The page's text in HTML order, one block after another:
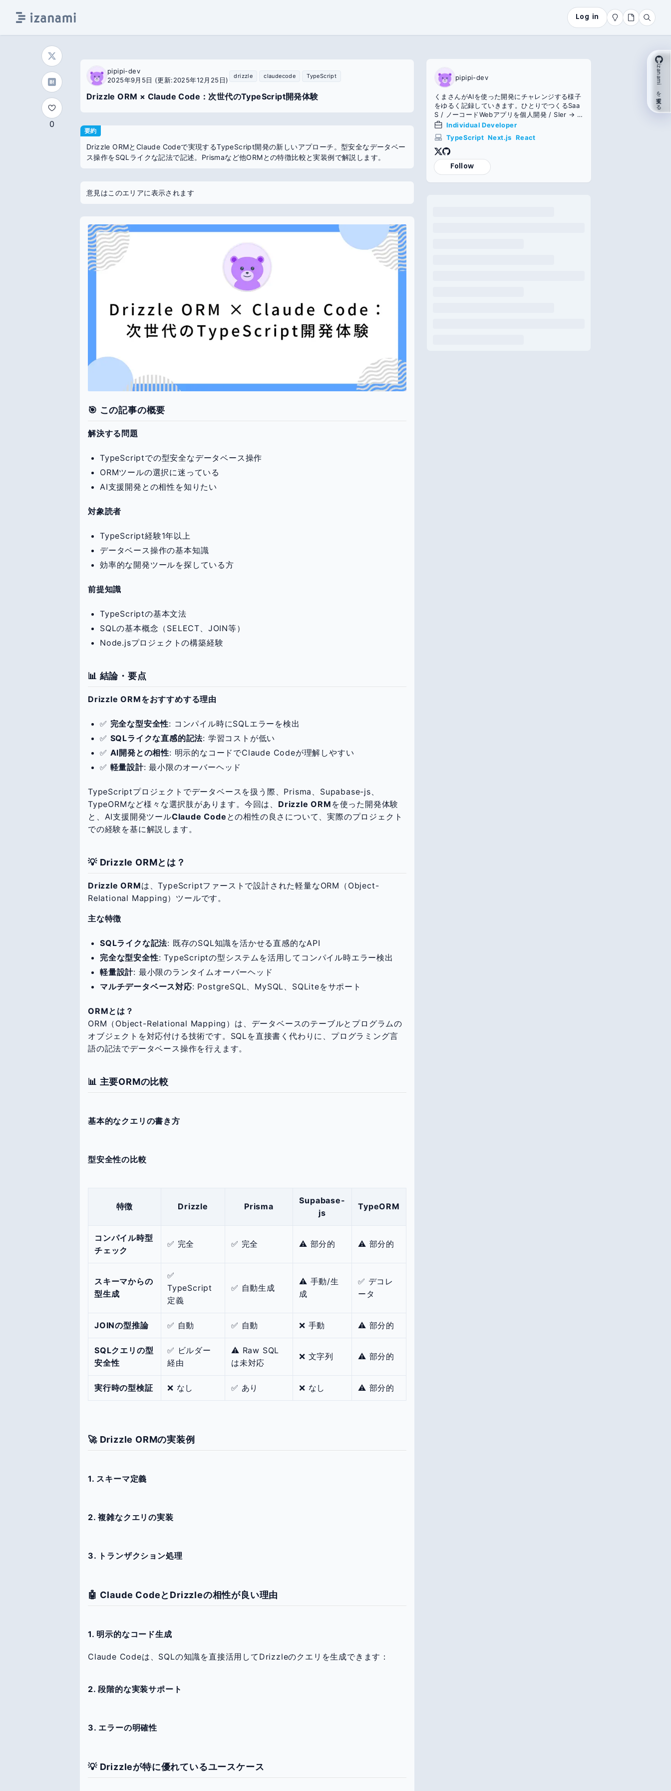
Log in
0
pipipi-dev
2025年9月5日 (更新:2025年12月25日) drizzle claudecode TypeScript
Drizzle ORM × Claude Code：次世代のTypeScript開発体験
要約
Drizzle ORMとClaude Codeで実現するTypeScript開発の新しいアプローチ。型安全なデータベー
ス操作をSQLライクな記法で記述。Prismaなど他ORMとの特徴比較と実装例で解説します。
意見はこのエリアに表示されます
🎯 この記事の概要
解決する問題
TypeScriptでの型安全なデータベース操作
ORMツールの選択に迷っている
AI支援開発との相性を知りたい
対象読者
TypeScript経験1年以上
データベース操作の基本知識
効率的な開発ツールを探している方
前提知識
TypeScriptの基本文法
SQLの基本概念（SELECT、JOIN等）
Node.jsプロジェクトの構築経験
📊 結論・要点
Drizzle ORMをおすすめする理由
✅ 完全な型安全性: コンパイル時にSQLエラーを検出
✅ SQLライクな直感的記法: 学習コストが低い
✅ AI開発との相性: 明示的なコードでClaude Codeが理解しやすい
✅ 軽量設計: 最小限のオーバーヘッド
TypeScriptプロジェクトでデータベースを扱う際、Prisma、Supabase-js、
TypeORMなど様々な選択肢があります。今回は、 Drizzle ORM を使った開発体験
と、AI支援開発ツールClaude Code との相性の良さについて、実際のプロジェクト
での経験を基に解説します。
💡 Drizzle ORMとは？
Drizzle ORMは、TypeScriptファーストで設計された軽量なORM（Object-
Relational Mapping）ツールです。
主な特徴
SQLライクな記法: 既存のSQL知識を活かせる直感的なAPI
完全な型安全性: TypeScriptの型システムを活用してコンパイル時エラー検出
軽量設計: 最小限のランタイムオーバーヘッド
マルチデータベース対応: PostgreSQL、MySQL、SQLiteをサポート
ORMとは？
ORM（Object-Relational Mapping）は、データベースのテーブルとプログラムの
オブジェクトを対応付ける技術です。SQLを直接書く代わりに、プログラミング言
語の記法でデータベース操作を行えます。
📊 主要ORMの比較
基本的なクエリの書き方
型安全性の比較
特徴 Drizzle Prisma
Supabase-
js
TypeORM
コンパイル時型
チェック
✅ 完全 ✅ 完全 ⚠️ 部分的 ⚠️ 部分的
スキーマからの
型生成
✅
TypeScript
定義
✅ 自動生成
⚠️ 手動/生
成
✅ デコレ
ータ
JOINの型推論 ✅ 自動 ✅ 自動 ❌ 手動 ⚠️ 部分的
SQLクエリの型
安全性
✅ ビルダー
経由
⚠️ Raw SQL
は未対応
❌ 文字列 ⚠️ 部分的
実行時の型検証 ❌ なし ✅ あり ❌ なし ⚠️ 部分的
🚀 Drizzle ORMの実装例
1. スキーマ定義
2. 複雑なクエリの実装
3. トランザクション処理
🤖 Claude CodeとDrizzleの相性が良い理由
1. 明示的なコード生成
Claude Codeは、SQLの知識を直接活用してDrizzleのクエリを生成できます：
2. 段階的な実装サポート
3. エラーの明確性
💡 Drizzleが特に優れているユースケース
pipipi-dev
くまさんがAIを使った開発にチャレンジする様子
をゆるく記録していきます。ひとりでつくるSaa
S / ノーコードWebアプリを個人開発 / SIer → P
M → PdM → Bedroom Developer / Claude Co
de / Next.js
Individual Developer
TypeScript Next.js React
Follow
izanami を支援する